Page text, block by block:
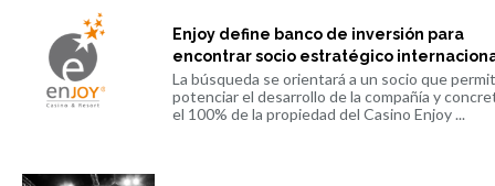
Enjoy define banco de inversión para
encontrar socio estratégico
La búsqueda se orientará a un socio que
potenciar el desarrollo de la compañía y
el 100% de la propiedad del Casino Enjoy ...